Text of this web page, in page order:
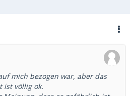
mich bezogen war, aber das
ist völlig ok.